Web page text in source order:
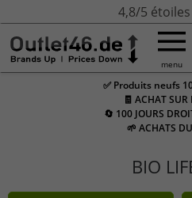
4,8/5
menu
✅ Produits neufs
🧾 ACHAT SUR
🔄 100 JOURS
🌱 ACHATS
BIO